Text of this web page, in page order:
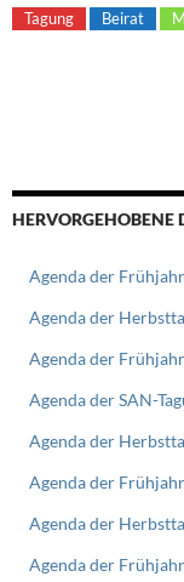
Tagung Beirat
HERVORGEHOBENE
Agenda der
Agenda der
Agenda der
Agenda der SAN-
Agenda der
Agenda der
Agenda der
Agenda der